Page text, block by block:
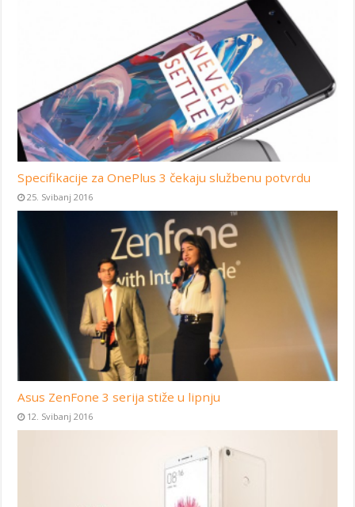
Specifikacije za OnePlus 3 čekaju službenu potvrdu
25. Svibanj 2016
Asus ZenFone 3 serija stiže u lipnju
12. Svibanj 2016